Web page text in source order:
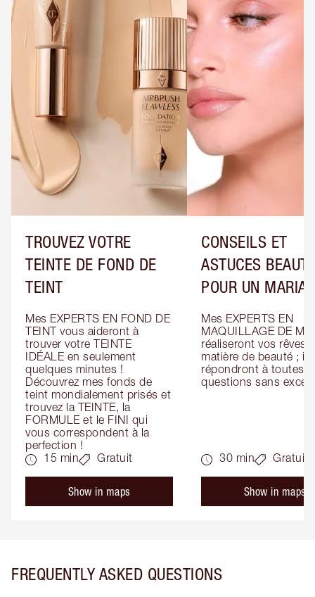
TROUVEZ VOTRE
TEINTE DE FOND DE
TEINT
Mes EXPERTS EN FOND DE
TEINT vous aideront à
trouver votre TEINTE
IDÉALE en seulement
quelques minutes !
Découvrez mes fonds de
teint mondialement prisés et
trouvez la TEINTE, la
FORMULE et le FINI qui
vous correspondent à la
perfection !
15 min
Gratuit
Show in maps
CONSEILS ET
ASTUCES
POUR UN
Mes EXPERTS EN
MAQUILLAGE DE
réaliseront vos rêves
matière de beauté ; ils
répondront à toutes
questions sans
30 min Gratuit
Show in maps
FREQUENTLY ASKED QUESTIONS